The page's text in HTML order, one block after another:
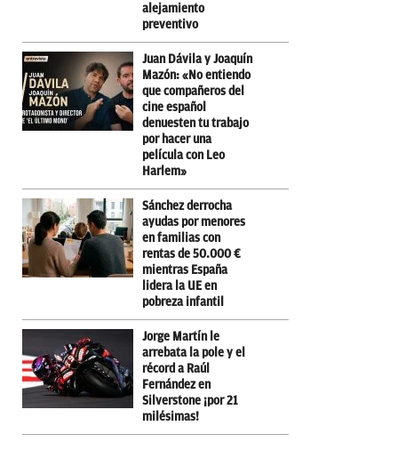
alejamiento
preventivo
Juan Dávila y Joaquín
Mazón: «No entiendo
que compañeros del
cine español
denuesten tu trabajo
por hacer una
película con Leo
Harlem»
Sánchez derrocha
ayudas por menores
en familias con
rentas de 50.000 €
mientras España
lidera la UE en
pobreza infantil
Jorge Martín le
arrebata la pole y el
récord a Raúl
Fernández en
Silverstone ¡por 21
milésimas!